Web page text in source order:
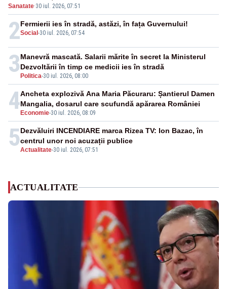
Sanatate·30 iul. 2026, 07:51
2Social -30 iul. 2026, 07:54
Fermierii ies în stradă, astăzi, în fața Guvernului!
3 Politica-30 iul. 2026, 08:00
Manevră mascată. Salarii mărite în secret la Ministerul
Dezvoltării în timp ce medicii ies în stradă
4 Economie-30 iul. 2026, 08:09
Ancheta explozivă Ana Maria Păcuraru: Șantierul Damen
Mangalia, dosarul care scufundă apărarea României
5Actualitate-30 iul. 2026, 07:51
Dezvăluiri INCENDIARE marca Rizea TV: Ion Bazac, în
centrul unor noi acuzații publice
ACTUALITATE